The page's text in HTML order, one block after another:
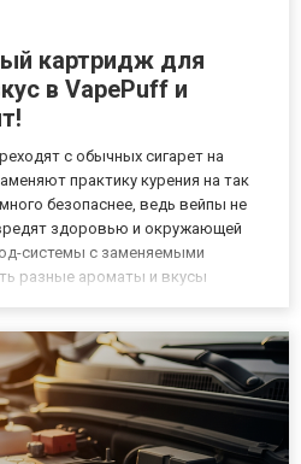
картридж для
в VapePuff и
с обычных сигарет на
практику курения на так
безопаснее, ведь вейпы не
здоровью и окружающей
системы с заменяемыми
разные ароматы и вкусы